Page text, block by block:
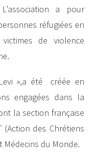
L’association a pour
réfugiées en
de violence
»,a été créée en
engagées dans la
la section française
(Action des Chrétiens
du Monde.